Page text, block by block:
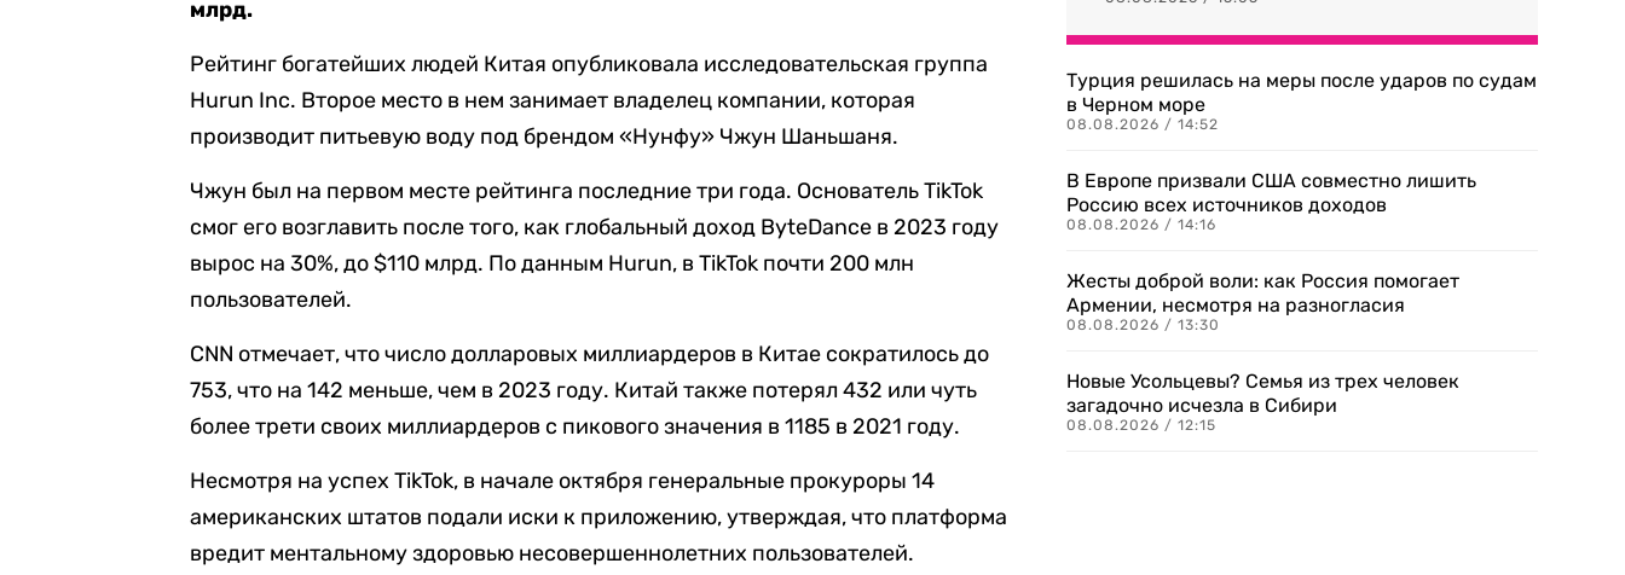
млрд.
Рейтинг богатейших людей Китая опубликовала исследовательская группа
Hurun Inc. Второе место в нем занимает владелец компании, которая
производит питьевую воду под брендом «Нунфу» Чжун Шаньшаня.
Чжун был на первом месте рейтинга последние три года. Основатель TikTok
смог его возглавить после того, как глобальный доход ByteDance в 2023 году
вырос на 30%, до $110 млрд. По данным Hurun, в TikTok почти 200 млн
пользователей.
CNN отмечает, что число долларовых миллиардеров в Китае сократилось до
753, что на 142 меньше, чем в 2023 году. Китай также потерял 432 или чуть
более трети своих миллиардеров с пикового значения в 1185 в 2021 году.
Несмотря на успех TikTok, в начале октября генеральные прокуроры 14
американских штатов подали иски к приложению, утверждая, что платформа
вредит ментальному здоровью несовершеннолетних пользователей.
Турция решилась на меры после ударов по судам
в Черном море
08.08.2026 / 14:52
В Европе призвали США совместно лишить
Россию всех источников доходов
08.08.2026 / 14:16
Жесты доброй воли: как Россия помогает
Армении, несмотря на разногласия
08.08.2026 / 13:30
Новые Усольцевы? Семья из трех человек
загадочно исчезла в Сибири
08.08.2026 / 12:15